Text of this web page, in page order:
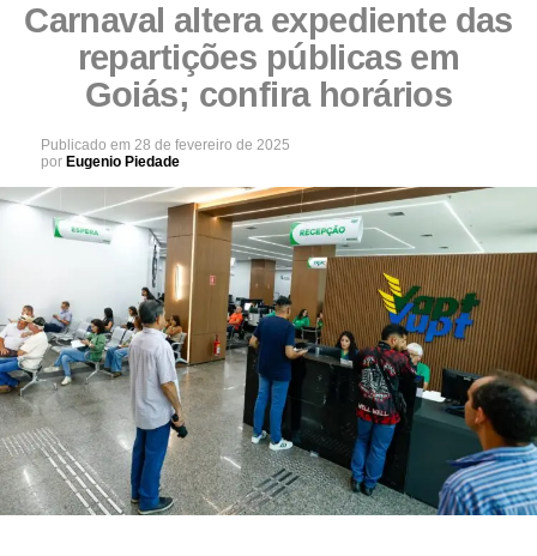
Carnaval altera expediente das
repartições públicas em
Goiás; confira horários
Publicado em 28 de fevereiro de 2025
por Eugenio Piedade